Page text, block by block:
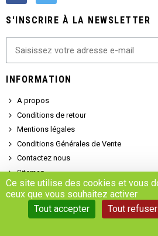
S'INSCRIRE À LA NEWSLETTER
INFORMATION
A propos
Conditions de retour
Mentions légales
Conditions Générales de Vente
Contactez nous
Sitemap
NOTRE CATALOGUE
Promotions
Ce site utilise des cookies et vous
ceux que vous souhaitez activer
Tout accepter
Tout refuser